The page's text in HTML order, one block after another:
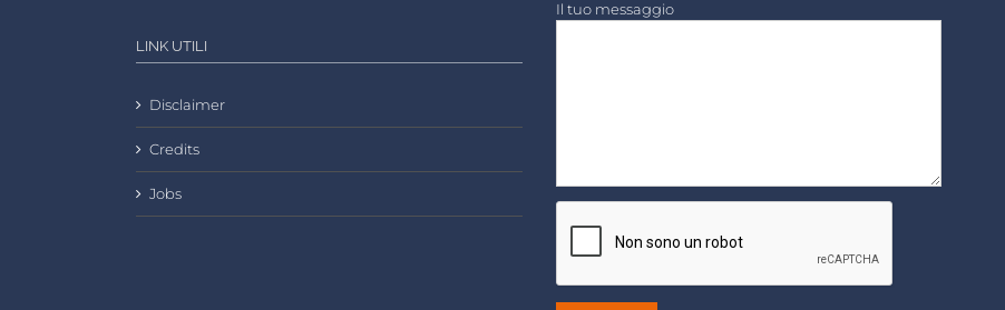
LINK UTILI
Disclaimer
Credits
Jobs
Il tuo messaggio